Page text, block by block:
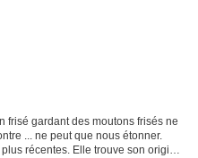
frisé gardant des moutons frisés ne
... ne peut que nous étonner.
récentes. Elle trouve son origine